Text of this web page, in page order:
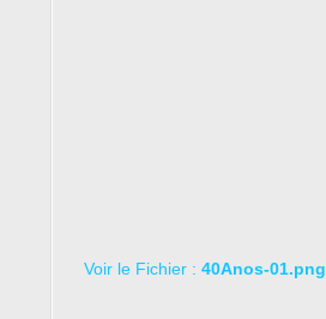
Voir le Fichier : 40Anos-01.png